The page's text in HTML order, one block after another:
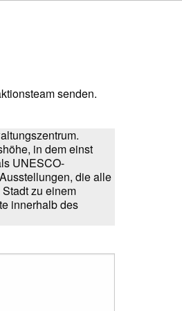
senden.
in dem einst
UNESCO-
die alle
zu einem
innerhalb des